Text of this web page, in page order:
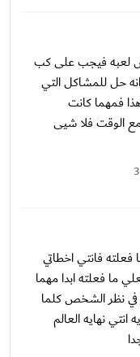
لعبه فيجب على كب
حل للمشاكل التي
فمهما كانت
الوقت فلا شيى
فانتي اخطاتي
ما فعلته ابدا مهما
في نظر الشخص كلما
نهايه العالم